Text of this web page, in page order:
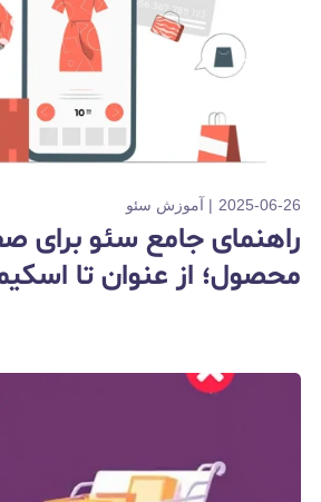
2025-06-26 آموزش سئو
راهنمای جامع سئو برای
محصول؛ از عنوان تا